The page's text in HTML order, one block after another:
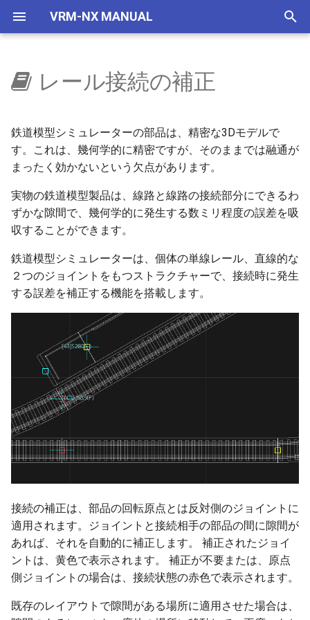
VRM-NX MANUAL
索
期
化
はじめに
セットアップ(VRMNX)
セットアップ(VRMONLINE-
チュートリアル
レイアウトをつくろう
文字の大きさ
選択部品コマンド 概要
地下空間レンダリング
地下空間
地下駅
エミッターV2
概要
乱数初期化
生存期間
プリセット
カラーアニメ
拡大縮小アニメ
自動センサーV2
使い方
V2有効化
実行ログ
検出
コマンドとパラメータ
ステータス
プロセス
CALL
ロック
クルーズ制御
作例
天空
自動センサーで夜に
自動センサーで曇らせる
ドアの開閉
自作車両管理
車両 国鉄一般型気動車キハ40
国鉄一般型気動車キハ47
国鉄一般型気動車キハ48
HD 国鉄583系寝台特急形
車
HD EF81 95 交直流電気機
車
IMAGIC規格部品
NXSレール規格
NXSトンネル
NXS架線柱
NXS道路
7mmレール規格
NX道路標識
自動センサーの新しい検
法
NX TOMIX規格部品
レール
ストラクチャー
アクセサリ
レールセット
レイアウター 画面構成
レイアウト
メニュー
ツールボックス
ツールウィンドウ
ダイアログ
ビュワー
ビュワーの画面
運転と試運転
タグ
運転操作
キーとマウス
ビュー操作
情報
信号機
ターンテーブル
ランドマーク
ミニマップ
VRMONLINE-NX
旧作からの変更事項
制限事項
リリースノート
リリースノートリスト
ver 6.1.0.574
ver 6.1.0.573
ver 6.1.0.572
ver 6.1.0.565
ver 6.1.0.561
ver 6.1.0.560
ver 6.1.0.536
ver 6.1.0.535
ver 6.1.0.512
ver 6.1.0.510
ver 6.1.0.504
レール接続の補正
鉄道模型シミュレーターの部品は、精密な3Dモデルで
す。これは、幾何学的に精密ですが、そのままでは融通が
まったく効かないという欠点があります。
実物の鉄道模型製品は、線路と線路の接続部分にできるわ
ずかな隙間で、幾何学的に発生する数ミリ程度の誤差を吸
収することができます。
鉄道模型シミュレーターは、個体の単線レール、直線的な
２つのジョイントをもつストラクチャーで、接続時に発生
する誤差を補正する機能を搭載します。
接続の補正は、部品の回転原点とは反対側のジョイントに
適用されます。ジョイントと接続相手の部品の間に隙間が
あれば、それを自動的に補正します。 補正されたジョイ
ントは、黄色で表示されます。 補正が不要または、原点
側ジョイントの場合は、接続状態の赤色で表示されます。
既存のレイアウトで隙間がある場所に適用させた場合は、